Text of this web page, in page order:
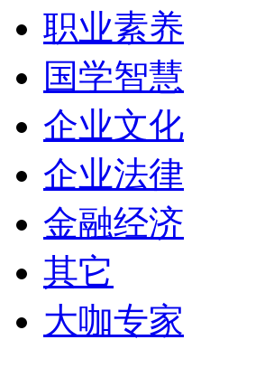
职业素养
国学智慧
企业文化
企业法律
金融经济
其它
大咖专家